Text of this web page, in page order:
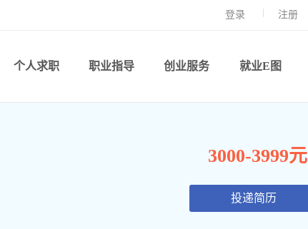
登录 注册
个人求职 职业指导 创业服务 就业E图
3000-3999元
投递简历